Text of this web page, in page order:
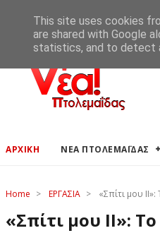
ΑΓΓΕΛΙΕΣ ΠΤΟΛΕΜΑΪΔΑΣ
ΑΡΧΙΚΗ ΝΕΑ ΠΤΟΛΕΜΑΪΔΑΣ
Home > ΕΡΓΑΣΙΑ > «Σπίτι μου
«Σπίτι μου ΙΙ»:
This site uses cookies
are shared with Google
statistics, and to detect